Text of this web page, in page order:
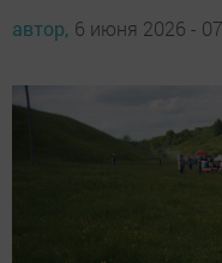
автор, 6 июня 2026 -